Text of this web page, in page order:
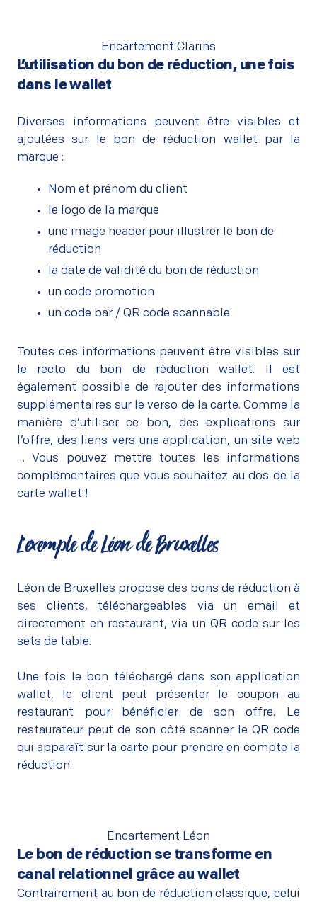
Encartement Clarins
L’utilisation du bon de réduction, une fois
dans le wallet
Diverses informations peuvent être visibles et
ajoutées sur le bon de réduction wallet par la
marque :
Nom et prénom du client
le logo de la marque
une image header pour illustrer le bon de
réduction
la date de validité du bon de réduction
un code promotion
un code bar / QR code scannable
Toutes ces informations peuvent être visibles sur
le recto du bon de réduction wallet. Il est
également possible de rajouter des informations
supplémentaires sur le verso de la carte. Comme la
manière d’utiliser ce bon, des explications sur
l’offre, des liens vers une application, un site web
… Vous pouvez mettre toutes les informations
complémentaires que vous souhaitez au dos de la
carte wallet !
L’exemple de Léon de Bruxelles
Léon de Bruxelles propose des bons de réduction à
ses clients, téléchargeables via un email et
directement en restaurant, via un QR code sur les
sets de table.
Une fois le bon téléchargé dans son application
wallet, le client peut présenter le coupon au
restaurant pour bénéficier de son offre. Le
restaurateur peut de son côté scanner le QR code
qui apparaît sur la carte pour prendre en compte la
réduction.
Encartement Léon
Le bon de réduction se transforme en
canal relationnel grâce au wallet
Contrairement au bon de réduction classique, celui